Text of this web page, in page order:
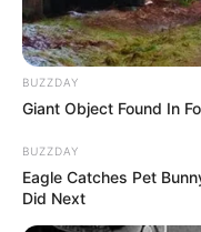
BUZZDAY
Giant Object Found In
BUZZDAY
Eagle Catches Pet
Did Next